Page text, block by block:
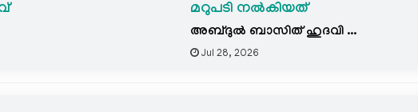
മറുപടി നൽകിയത്
അബ്ദുൽ ബാസിത് ഹുദവി ...
Jul 28, 2026